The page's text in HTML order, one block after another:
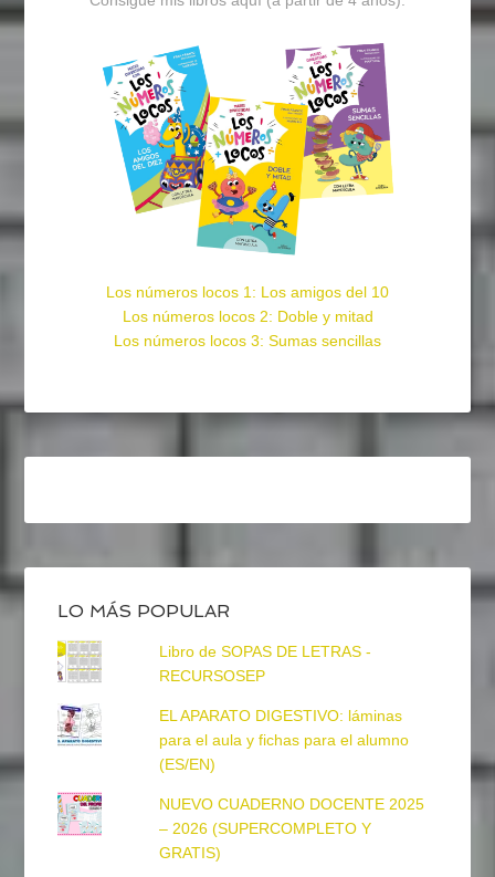
Los números locos 1: Los amigos del 10
Los números locos 2: Doble y mitad
Los números locos 3: Sumas sencillas
LO MÁS POPULAR
Libro de SOPAS DE LETRAS -
RECURSOSEP
EL APARATO DIGESTIVO: láminas
para el aula y fichas para el alumno
(ES/EN)
NUEVO CUADERNO DOCENTE 2025
– 2026 (SUPERCOMPLETO Y
GRATIS)